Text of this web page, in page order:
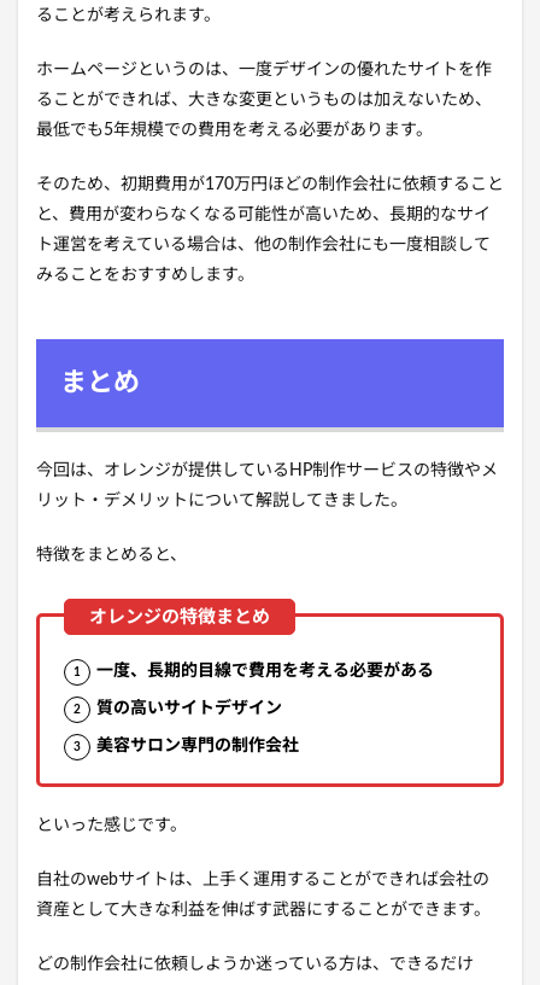
ることが考えられます。
ホームページというのは、一度デザインの優れたサイトを作
ることができれば、大きな変更というものは加えないため、
最低でも5年規模での費用を考える必要があります。
そのため、初期費用が170万円ほどの制作会社に依頼すること
と、費用が変わらなくなる可能性が高いため、長期的なサイ
ト運営を考えている場合は、他の制作会社にも一度相談して
みることをおすすめします。
まとめ
今回は、オレンジが提供しているHP制作サービスの特徴やメ
リット・デメリットについて解説してきました。
特徴をまとめると、
一度、長期的目線で費用を考える必要がある
質の高いサイトデザイン
美容サロン専門の制作会社
といった感じです。
自社のwebサイトは、上手く運用することができれば会社の
資産として大きな利益を伸ばす武器にすることができます。
どの制作会社に依頼しようか迷っている方は、できるだけ